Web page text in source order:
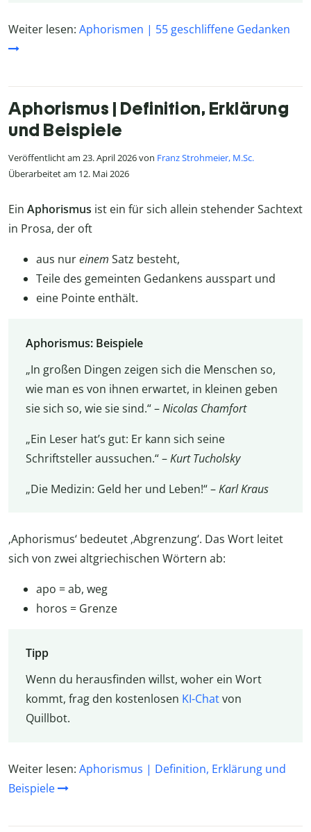
Weiter lesen: Aphorismen | 55 geschliffene Gedanken
Aphorismus | Definition, Erklärung
und Beispiele
Veröffentlicht am 23. April 2026 von Franz Strohmeier, M.Sc.
Überarbeitet am 12. Mai 2026
Ein Aphorismus ist ein für sich allein stehender Sachtext
in Prosa, der oft
aus nureinem Satz besteht,
Teile des gemeinten Gedankens ausspart und
eine Pointe enthält.
Aphorismus: Beispiele
„In großen Dingen zeigen sich die Menschen so,
wie man es von ihnen erwartet, in kleinen geben
sie sich so, wie sie sind.“ –Nicolas Chamfort
„Ein Leser hat’s gut: Er kann sich seine
Schriftsteller aussuchen.“ –Kurt Tucholsky
„Die Medizin: Geld her und Leben!“ –Karl Kraus
‚Aphorismus‘ bedeutet ‚Abgrenzung‘. Das Wort leitet
sich von zwei altgriechischen Wörtern ab:
apo = ab, weg
horos = Grenze
Tipp
Wenn du herausfinden willst, woher ein Wort
kommt, frag den kostenlosen KI-Chatvon
Quillbot.
Weiter lesen: Aphorismus | Definition, Erklärung und
Beispiele